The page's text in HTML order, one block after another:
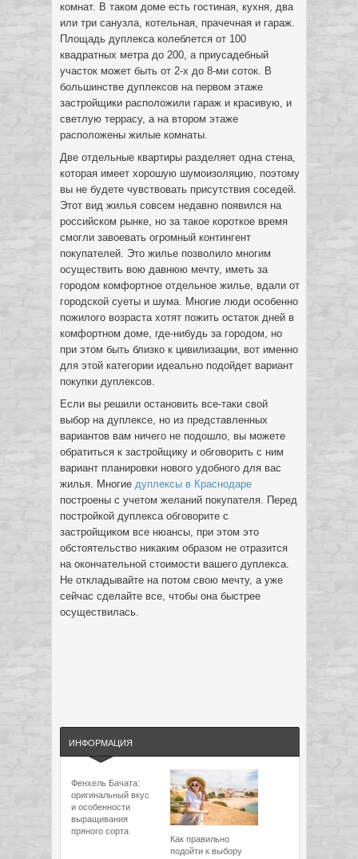
комнат. В таком доме есть гостиная, кухня, два
или три санузла, котельная, прачечная и гараж.
Площадь дуплекса колеблется от 100
квадратных метра до 200, а приусадебный
участок может быть от 2-х до 8-ми соток. В
большинстве дуплексов на первом этаже
застройщики расположили гараж и красивую, и
светлую террасу, а на втором этаже
расположены жилые комнаты.
Две отдельные квартиры разделяет одна стена,
которая имеет хорошую шумоизоляцию, поэтому
вы не будете чувствовать присутствия соседей.
Этот вид жилья совсем недавно появился на
российском рынке, но за такое короткое время
смогли завоевать огромный контингент
покупателей. Это жилье позволило многим
осуществить вою давнюю мечту, иметь за
городом комфортное отдельное жилье, вдали от
городской суеты и шума. Многие люди особенно
пожилого возраста хотят пожить остаток дней в
комфортном доме, где-нибудь за городом, но
при этом быть близко к цивилизации, вот именно
для этой категории идеально подойдет вариант
покупки дуплексов.
Если вы решили остановить все-таки свой
выбор на дуплексе, но из представленных
вариантов вам ничего не подошло, вы можете
обратиться к застройщику и обговорить с ним
вариант планировки нового удобного для вас
жилья. Многие дуплексы в Краснодаре
построены с учетом желаний покупателя. Перед
постройкой дуплекса обговорите с
застройщиком все нюансы, при этом это
обстоятельство никаким образом не отразится
на окончательной стоимости вашего дуплекса.
Не откладывайте на потом свою мечту, а уже
сейчас сделайте все, чтобы она быстрее
осуществилась.
ИНФОРМАЦИЯ
Фенхель Бачата:
оригинальный вкус
и особенности
выращивания
пряного сорта
Как правильно
подойти к выбору